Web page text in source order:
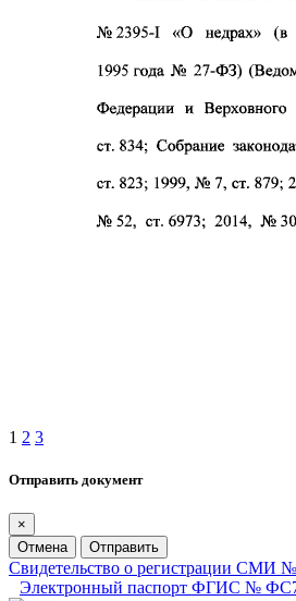
1 2 3
Отправить документ
×
Отмена
Отправить
Свидетельство о регистрации СМИ
Электронный паспорт ФГИС №